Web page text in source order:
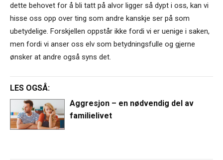
dette behovet for å bli tatt på alvor ligger så dypt i oss, kan vi
hisse oss opp over ting som andre kanskje ser på som
ubetydelige. Forskjellen oppstår ikke fordi vi er uenige i saken,
men fordi vi anser oss elv som betydningsfulle og gjerne
ønsker at andre også syns det.
LES OGSÅ:
Aggresjon – en nødvendig del av
familielivet